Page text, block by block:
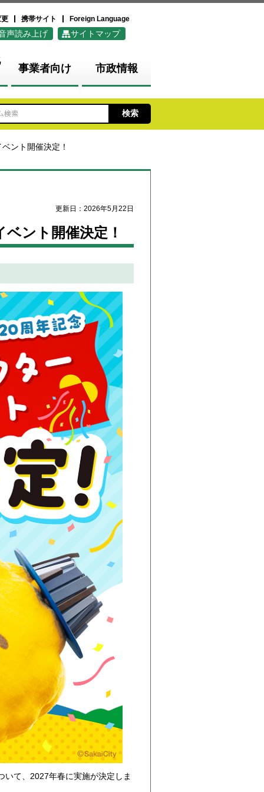
携帯サイト Foreign Language
声読み上げ サイトマップ
事業者向け 市政情報
ント開催決定！
更新日：2026年5月22日
ント開催決定！
いて、2027年春に実施が決定しま